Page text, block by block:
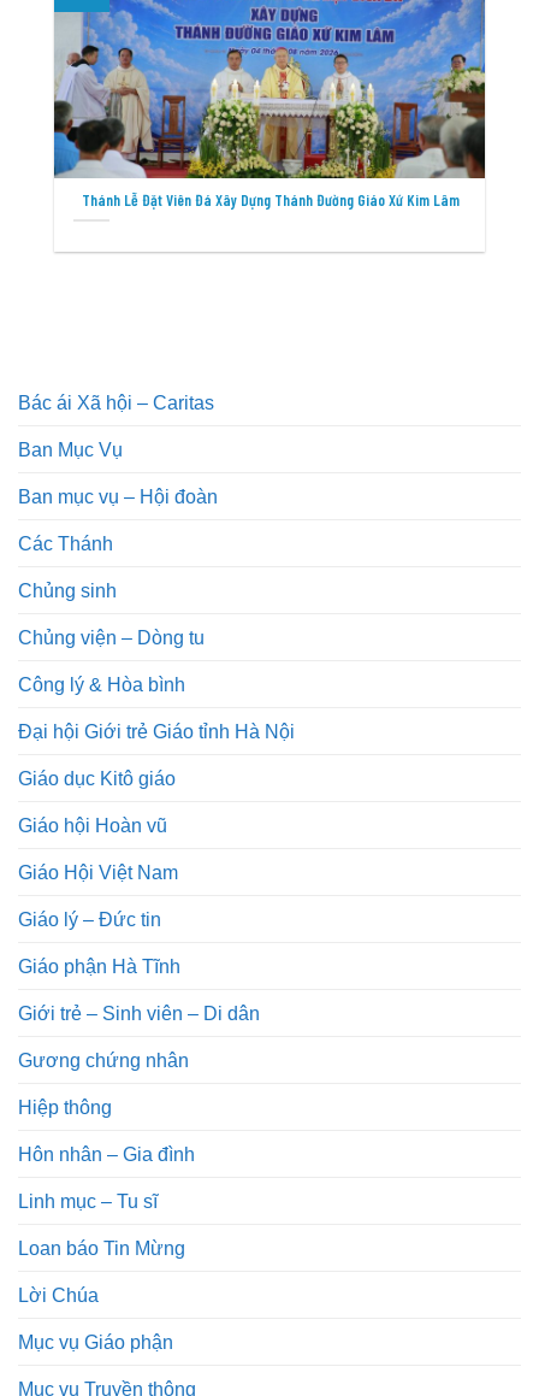
Thánh Lễ Đặt Viên Đá Xây Dựng Thánh Đường Giáo Xứ Kim Lâm
Bác ái Xã hội – Caritas
Ban Mục Vụ
Ban mục vụ – Hội đoàn
Các Thánh
Chủng sinh
Chủng viện – Dòng tu
Công lý & Hòa bình
Đại hội Giới trẻ Giáo tỉnh Hà Nội
Giáo dục Kitô giáo
Giáo hội Hoàn vũ
Giáo Hội Việt Nam
Giáo lý – Đức tin
Giáo phận Hà Tĩnh
Giới trẻ – Sinh viên – Di dân
Gương chứng nhân
Hiệp thông
Hôn nhân – Gia đình
Linh mục – Tu sĩ
Loan báo Tin Mừng
Lời Chúa
Mục vụ Giáo phận
Mục vụ Truyền thông